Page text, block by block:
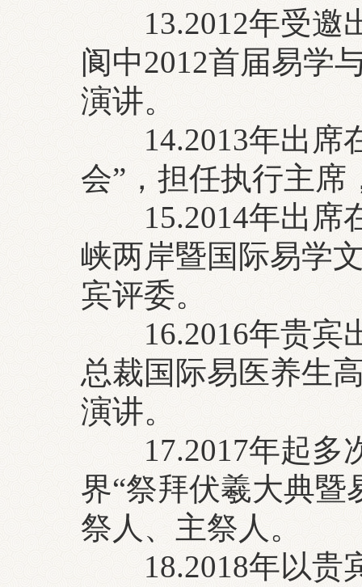
13.2012年受邀出
阆中2012首届易学
演讲。
14.2013年出席在
会”，担任执行主席
15.2014年出席在
峡两岸暨国际易学
宾评委。
16.2016年贵宾出
总裁国际易医养生
演讲。
17.2017年起多
界“祭拜伏羲大典暨
祭人、主祭人。
18.2018年以贵宾